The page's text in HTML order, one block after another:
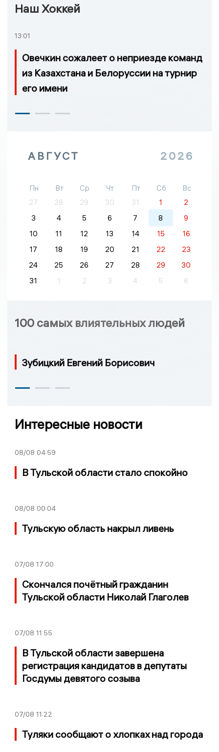
Наш Хоккей
13:01
Овечкин сожалеет о неприезде команд
из Казахстана и Белоруссии на турнир
его имени
АВГУСТ 2026
Пн Вт Ср Чт Пт Сб
Вс
27
28 29 30 31 1
2
3
4 5 6 7 8
9
10
11 12 13 14 15
16
17
18 19 20 21 22
23
24
25 26 27 28 29
30
31
1 2 3 4 5 6
100 самых влиятельных людей
Зубицкий Евгений Борисович
Интересные новости
08/08 04:59
В Тульской области стало спокойно
08/08 00:04
Тульскую область накрыл ливень
07/08 17:00
Скончался почётный гражданин
Тульской области Николай Глаголев
07/08 11:55
В Тульской области завершена
регистрация кандидатов в депутаты
Госдумы девятого созыва
07/08 11:22
Туляки сообщают о хлопках над города